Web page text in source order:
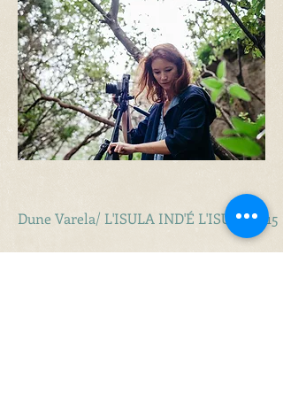
Dune Varela/ L'ISULA IND'É L'ISULA 2015